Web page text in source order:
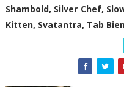
Shambold, Silver Chef,
Kitten, Svatantra, Tab